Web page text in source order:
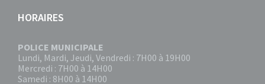
HORAIRES
POLICE MUNICIPALE
Lundi, Mardi, Jeudi, Vendredi : 7H00 à 19H00
Mercredi : 7H00 à 14H00
Samedi : 8H00 à 14H00